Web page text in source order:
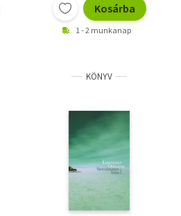
Kosárba
1 - 2 munkanap
KÖNYV